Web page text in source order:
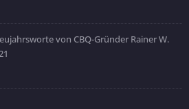
von CBQ-Gründer Rainer W.